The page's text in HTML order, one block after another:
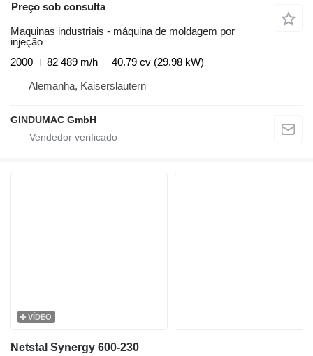
Preço sob consulta
Maquinas industriais - máquina de moldagem por
injeção
2000
82 489 m/h
40.79 cv (29.98 kW)
Alemanha, Kaiserslautern
GINDUMAC GmbH
VÍDEO
Netstal Synergy 600-230